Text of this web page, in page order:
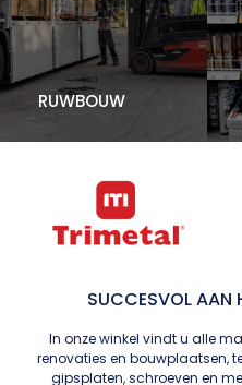
RUWBOUW
SUCCESVOL AAN
In onze winkel vindt u alle
renovaties en bouwplaatsen,
gipsplaten, schroeven en